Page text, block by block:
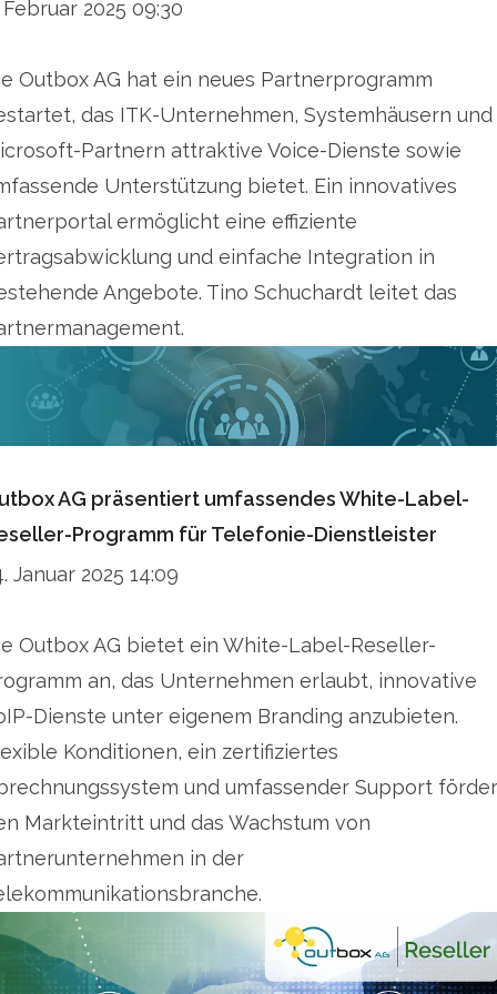
carriers to survive in the German voice market.
For more information, visit www.outbox.de.
Februar 2025 09:30
Outbox AG hat ein neues Partnerprogramm
das ITK-Unternehmen, Systemhäusern und
Partnern attraktive Voice-Dienste sowie
Unterstützung bietet. Ein innovatives
ermöglicht eine effiziente
und einfache Integration in
Angebote. Tino Schuchardt leitet das
AG präsentiert umfassendes White-Label-
Programm für Telefonie-Dienstleister
Januar 2025 14:09
Outbox AG bietet ein White-Label-Reseller-
an, das Unternehmen erlaubt, innovative
Dienste unter eigenem Branding anzubieten.
Konditionen, ein zertifiziertes
und umfassender Support
Markteintritt und das Wachstum von
in der